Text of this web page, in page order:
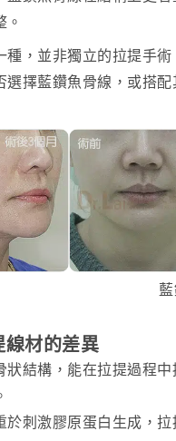
。
，並非獨立的拉提手
擇藍鑽魚骨線，或搭
線材的差異
結構，能在拉提過程
刺激膠原蛋白生成，